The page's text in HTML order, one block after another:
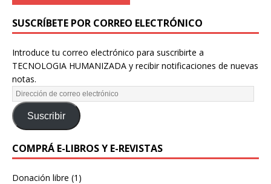
SUSCRÍBETE POR CORREO ELECTRÓNICO
Introduce tu correo electrónico para suscribirte a
TECNOLOGIA HUMANIZADA y recibir notificaciones de nuevas
notas.
Suscribir
COMPRÁ E-LIBROS Y E-REVISTAS
Donación libre (1)